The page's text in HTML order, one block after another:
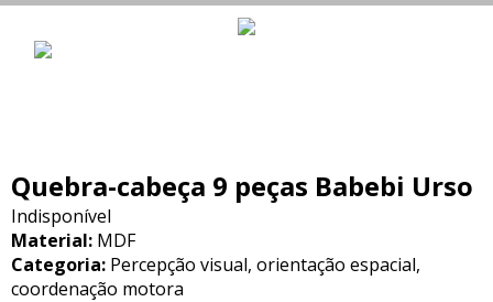
Quebra-cabeça 9 peças Babebi Urso
Indisponível
Material: MDF
Categoria: Percepção visual, orientação espacial,
coordenação motora